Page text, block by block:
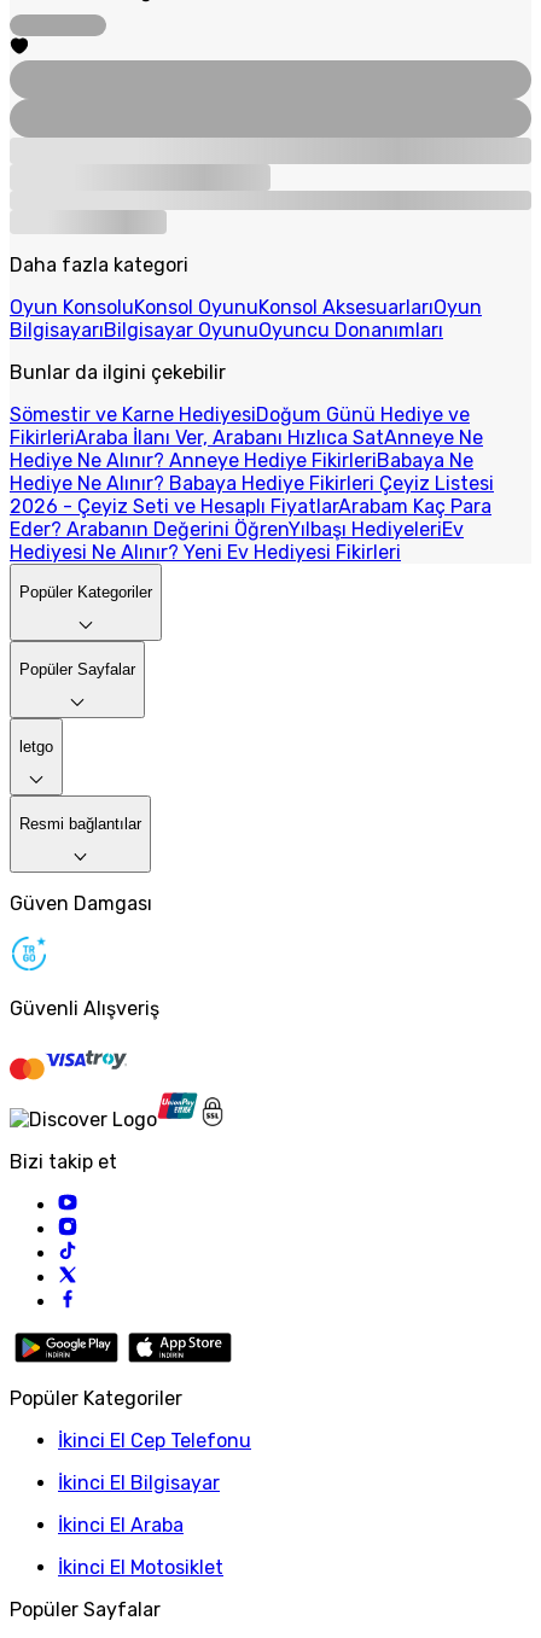
Daha fazla kategori
Oyun KonsoluKonsol OyunuKonsol AksesuarlarıOyun
BilgisayarıBilgisayar OyunuOyuncu Donanımları
Bunlar da ilgini çekebilir
Sömestir ve Karne HediyesiDoğum Günü Hediye ve
FikirleriAraba İlanı Ver, Arabanı Hızlıca SatAnneye Ne
Hediye Ne Alınır? Anneye Hediye FikirleriBabaya Ne
Hediye Ne Alınır? Babaya Hediye Fikirleri Çeyiz Listesi
2026 - Çeyiz Seti ve Hesaplı FiyatlarArabam Kaç Para
Eder? Arabanın Değerini ÖğrenYılbaşı HediyeleriEv
Hediyesi Ne Alınır? Yeni Ev Hediyesi Fikirleri
Popüler Kategoriler
Popüler Sayfalar
letgo
Resmi bağlantılar
Güven Damgası
Güvenli Alışveriş
Bizi takip et
Popüler Kategoriler
İkinci El Cep Telefonu
İkinci El Bilgisayar
İkinci El Araba
İkinci El Motosiklet
Popüler Sayfalar